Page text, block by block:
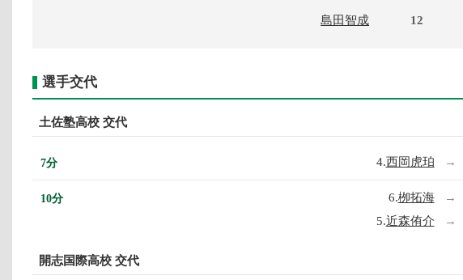
島田智成 12
選手交代
土佐塾高校 交代
7分 4.西岡虎珀 →
10分 6.栁拓海 →
5.近森侑介 →
開志国際高校 交代